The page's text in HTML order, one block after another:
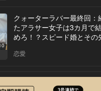
クォーターラバー最終回：
たアラサー女子は3カ月で
めろ！？スピード婚とその
恋愛